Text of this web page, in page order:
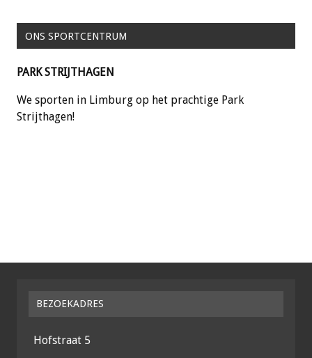
ONS SPORTCENTRUM
PARK STRIJTHAGEN
We sporten in Limburg op het prachtige Park
Strijthagen!
BEZOEKADRES
Hofstraat 5